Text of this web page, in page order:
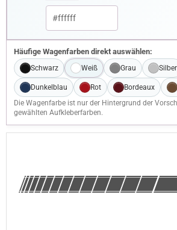
Häufige Wagenfarben direkt auswählen:
Schwarz Weiß Grau Silber
Dunkelblau Rot Bordeaux
Die Wagenfarbe ist nur der Hintergrund der
gewählten Aufkleberfarben.